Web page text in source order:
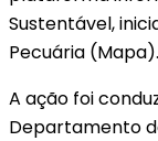
Sustentável,
Pecuária (Mapa).
A ação foi
Departamento